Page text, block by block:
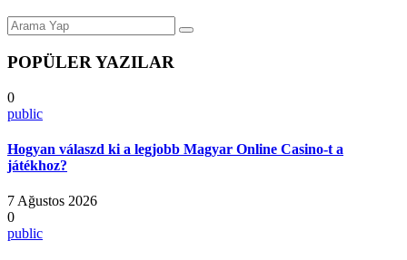
POPÜLER YAZILAR
0
public
Hogyan válaszd ki a legjobb Magyar Online Casino-t a
játékhoz?
7 Ağustos 2026
0
public